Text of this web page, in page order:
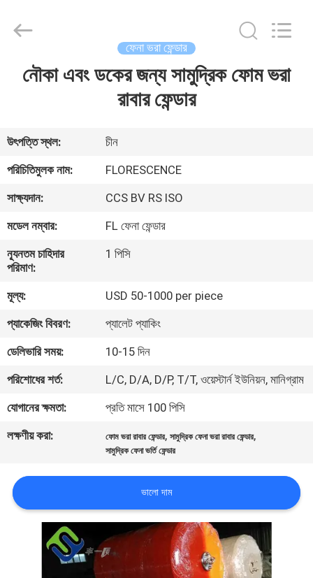
বাড়ি
ভিডিও
আমাদের
সম্পর্কে
ভ্রমণ
মান
নিয়ন্ত্রণ
যোগাযোগ
করুন
খবর
Supply
Reserved.
ফেনা ভরা ফেন্ডার
নৌকা এবং ডকের জন্য সামুদ্রিক ফোম ভরা
রাবার ফেন্ডার
উৎপত্তি স্থল:
চীন
পরিচিতিমুলক নাম:
FLORESCENCE
সাক্ষ্যদান:
CCS BV RS ISO
মডেল নম্বার:
FL ফেনা ফেন্ডার
ন্যূনতম চাহিদার
পরিমাণ:
1 পিসি
মূল্য:
USD 50-1000 per piece
প্যাকেজিং বিবরণ:
প্যালেট প্যাকিং
ডেলিভারি সময়:
10-15 দিন
পরিশোধের শর্ত:
L/C, D/A, D/P, T/T, ওয়েস্টার্ন ইউনিয়ন, মানিগ্রাম
যোগানের ক্ষমতা:
প্রতি মাসে 100 পিসি
লক্ষণীয় করা:
ফোম ভরা রাবার ফেন্ডার,সামুদ্রিক ফেনা ভরা রাবার ফেন্ডার,
সামুদ্রিক ফেনা ভর্তি ফেন্ডার
ভালো দাম